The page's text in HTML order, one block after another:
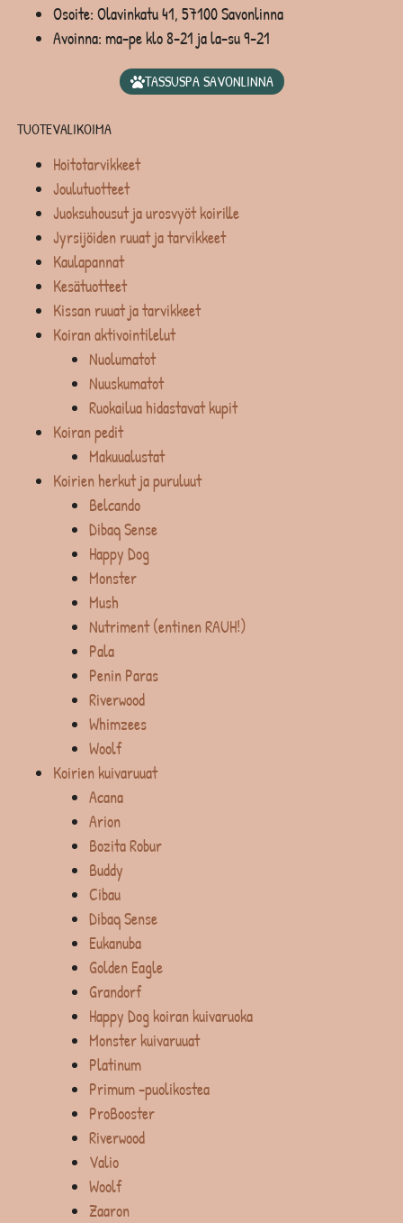
Osoite: Olavinkatu 41, 57100 Savonlinna
Avoinna: ma-pe klo 8-21 ja la-su 9-21
TASSUSPA SAVONLINNA
TUOTEVALIKOIMA
Hoitotarvikkeet
Joulutuotteet
Juoksuhousut ja urosvyöt koirille
Jyrsijöiden ruuat ja tarvikkeet
Kaulapannat
Kesätuotteet
Kissan ruuat ja tarvikkeet
Koiran aktivointilelut
Nuolumatot
Nuuskumatot
Ruokailua hidastavat kupit
Koiran pedit
Makuualustat
Koirien herkut ja puruluut
Belcando
Dibaq Sense
Happy Dog
Monster
Mush
Nutriment (entinen RAUH!)
Pala
Penin Paras
Riverwood
Whimzees
Woolf
Koirien kuivaruuat
Acana
Arion
Bozita Robur
Buddy
Cibau
Dibaq Sense
Eukanuba
Golden Eagle
Grandorf
Happy Dog koiran kuivaruoka
Monster kuivaruuat
Platinum
Primum -puolikostea
ProBooster
Riverwood
Valio
Woolf
Zaaron